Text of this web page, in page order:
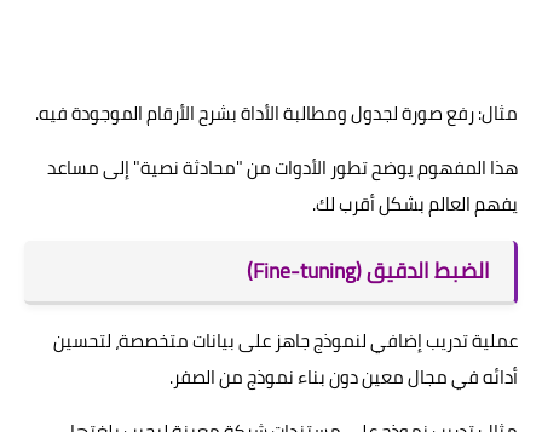
مثال: رفع صورة لجدول ومطالبة الأداة بشرح الأرقام الموجودة فيه.
هذا المفهوم يوضح تطور الأدوات من "محادثة نصية" إلى مساعد
يفهم العالم بشكل أقرب لك.
الضبط الدقيق (Fine-tuning)
عملية تدريب إضافي لنموذج جاهز على بيانات متخصصة، لتحسين
أدائه في مجال معين دون بناء نموذج من الصفر.